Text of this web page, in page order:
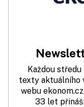
Každou
texty aktuálního
webu
33 let